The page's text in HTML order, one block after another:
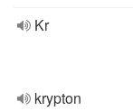
Kr
krypton